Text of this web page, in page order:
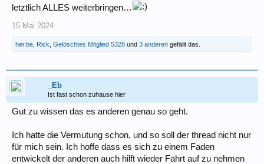
letztlich ALLES weiterbringen…
15.Mai.2024
her.be Rick Gelöschtes Mitglied 5328 und 3 anderen gefällt das.
_Eb
Ist fast schon zuhause hier
Gut zu wissen das es anderen genau so geht.
Ich hatte die Vermutung schon, und so soll der thread nicht nur
für mich sein. Ich hoffe dass es sich zu einem Faden
entwickelt der anderen auch hilft wieder Fahrt auf zu nehmen